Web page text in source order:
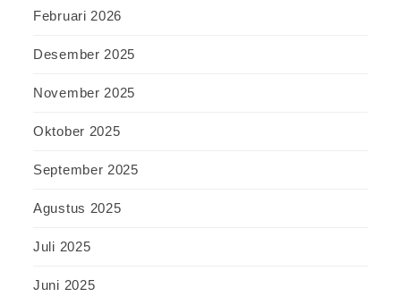
Februari 2026
Desember 2025
November 2025
Oktober 2025
September 2025
Agustus 2025
Juli 2025
Juni 2025